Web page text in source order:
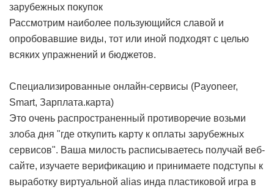
зарубежных покупок
Рассмотрим наиболее пользующийся славой и
опробовавшие виды, тот или иной подходят с целью
всяких упражнений и бюджетов.
Специализированные онлайн-сервисы (Payoneer,
Smart, Зарплата.карта)
Это очень распространенный противоречие возьми
злоба дня "где откупить карту к оплаты зарубежных
сервисов". Ваша милость расписываетесь получай веб-
сайте, изучаете верификацию и принимаете подступы к
выработку виртуальной alias инда пластиковой игра в